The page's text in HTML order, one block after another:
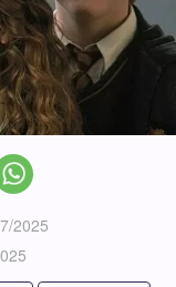
2025